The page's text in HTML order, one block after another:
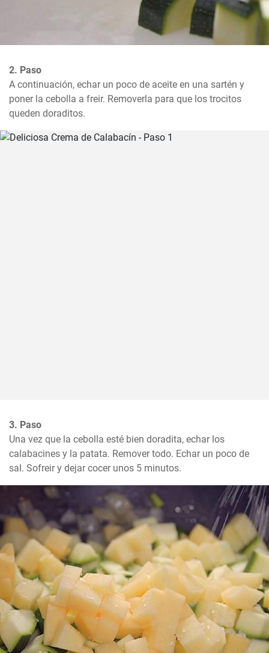
2. Paso
A continuación, echar un poco de aceite en una sartén y
poner la cebolla a freir. Removerla para que los trocitos
queden doraditos.
3. Paso
Una vez que la cebolla esté bien doradita, echar los
calabacines y la patata. Remover todo. Echar un poco de
sal. Sofreir y dejar cocer unos 5 minutos.